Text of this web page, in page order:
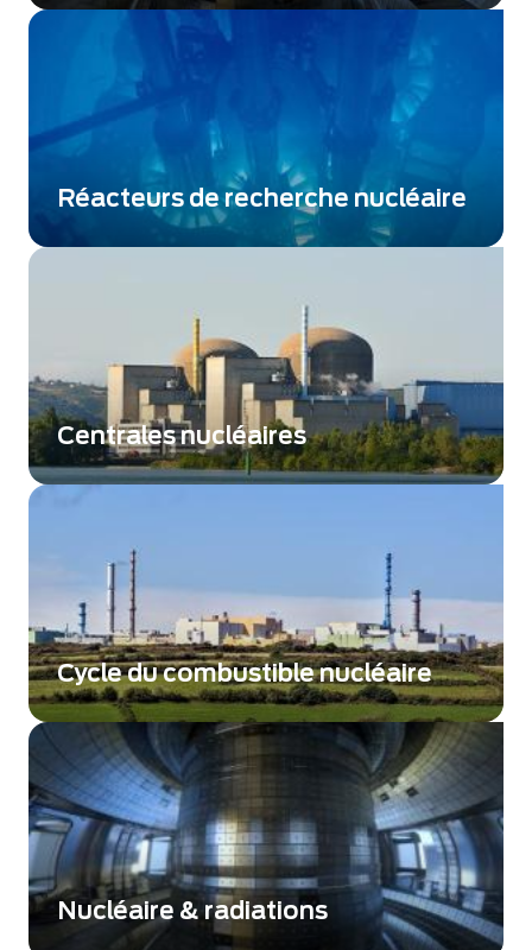
Fournisseur d'instrumentation pour l'ensemble
de la flotte nucléaire française et des
réacteurs à l'étranger.
Réacteurs de recherche nucléaire
L'adaptation et le développement sont l'ADN
Centrales nucléaires
Répondre aux conditions environnementales
Cycle du combustible nucléaire
Favoriser des mesures plus précises du flux
de neutrons pour des installations de cycle du
combustible plus sûres.
Nucléaire & radiations